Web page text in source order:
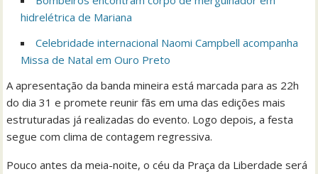
hidrelétrica de Mariana
Celebridade internacional Naomi Campbell acompanha
Missa de Natal em Ouro Preto
A apresentação da banda mineira está marcada para as 22h
do dia 31 e promete reunir fãs em uma das edições mais
estruturadas já realizadas do evento. Logo depois, a festa
segue com clima de contagem regressiva.
Pouco antes da meia-noite, o céu da Praça da Liberdade será